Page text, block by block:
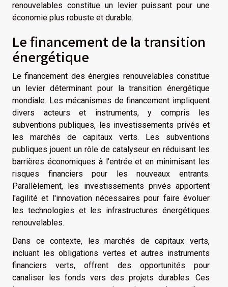
renouvelables constitue un levier puissant pour une
économie plus robuste et durable.
Le financement de la transition
énergétique
Le financement des énergies renouvelables constitue
un levier déterminant pour la transition énergétique
mondiale. Les mécanismes de financement impliquent
divers acteurs et instruments, y compris les
subventions publiques, les investissements privés et
les marchés de capitaux verts. Les subventions
publiques jouent un rôle de catalyseur en réduisant les
barrières économiques à l'entrée et en minimisant les
risques financiers pour les nouveaux entrants.
Parallèlement, les investissements privés apportent
l'agilité et l'innovation nécessaires pour faire évoluer
les technologies et les infrastructures énergétiques
renouvelables.
Dans ce contexte, les marchés de capitaux verts,
incluant les obligations vertes et autres instruments
financiers verts, offrent des opportunités pour
canaliser les fonds vers des projets durables. Ces